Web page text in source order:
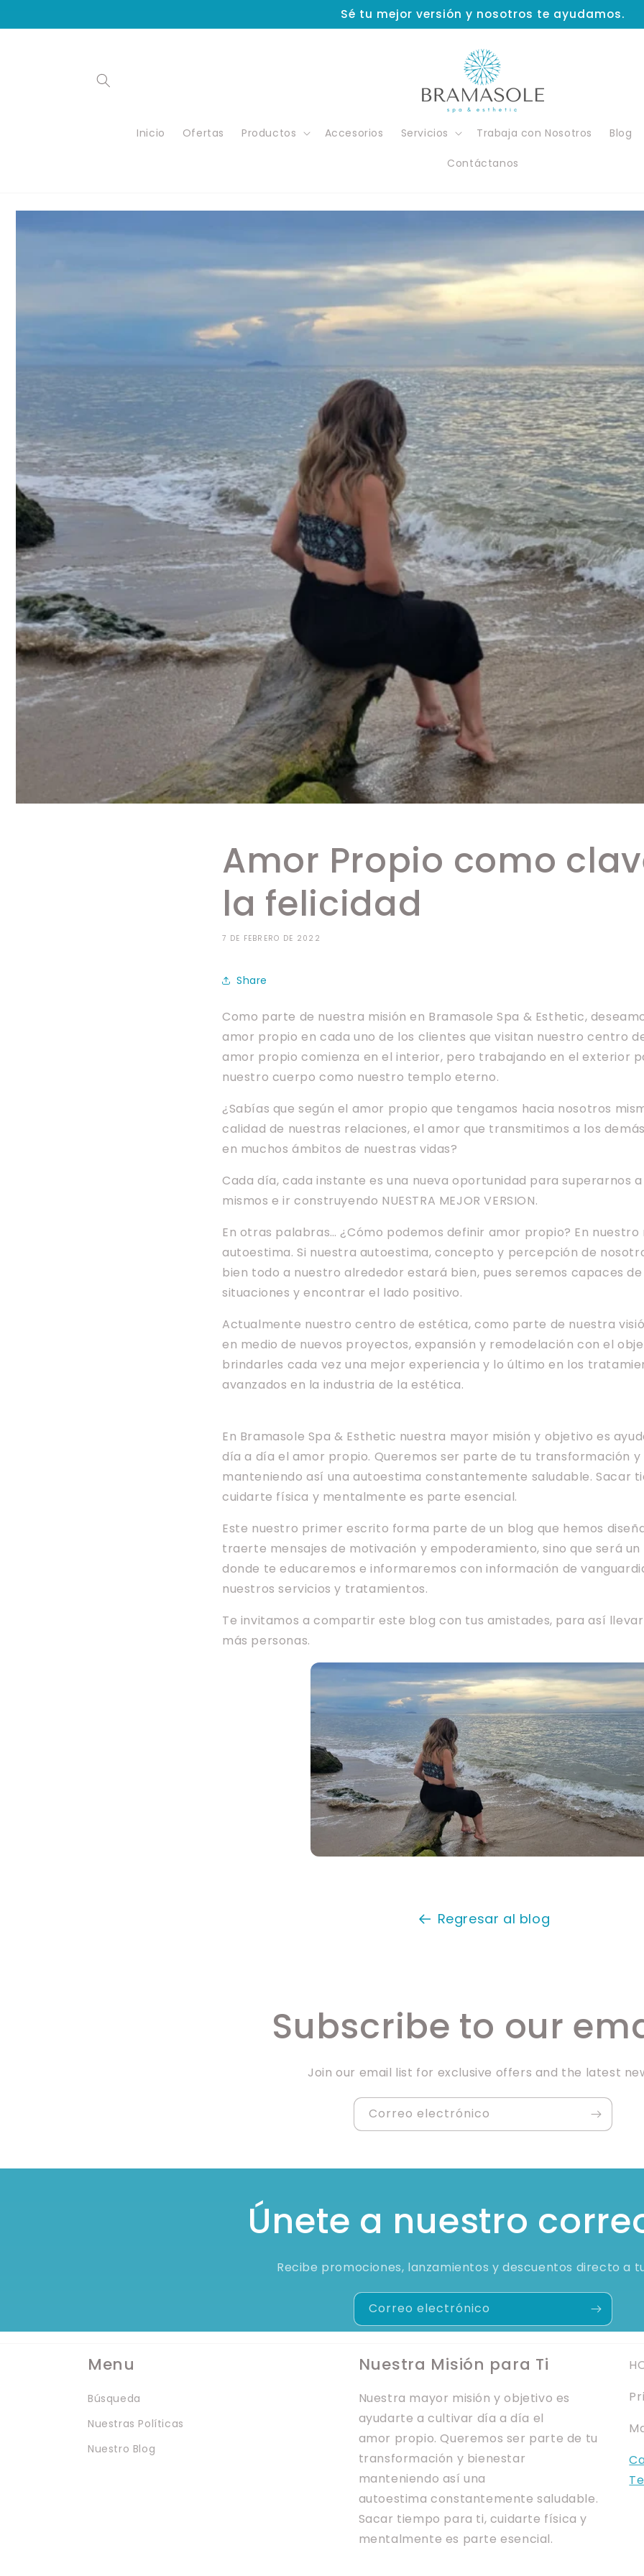
al contenido
Sé tu mejor versión y nosotros te ayudamos.
Inicio Ofertas Productos Accesorios Servicios Trabaja con Nosotros Blog
Contáctanos
Amor Propio como
la felicidad
7 DE FEBRERO DE 2022
Share
Como parte de nuestra misión en Bramasole Spa & Esthetic,
amor propio en cada uno de los clientes que visitan nuestro centro
amor propio comienza en el interior, pero trabajando en el exterior
nuestro cuerpo como nuestro templo eterno.
¿Sabías que según el amor propio que tengamos hacia nosotros
calidad de nuestras relaciones, el amor que transmitimos a los
en muchos ámbitos de nuestras vidas?
Cada día, cada instante es una nueva oportunidad para superarnos
mismos e ir construyendo NUESTRA MEJOR VERSION.
En otras palabras… ¿Cómo podemos definir amor propio? En nuestro
autoestima. Si nuestra autoestima, concepto y percepción de
bien todo a nuestro alrededor estará bien, pues seremos capaces
situaciones y encontrar el lado positivo.
Actualmente nuestro centro de estética, como parte de nuestra
en medio de nuevos proyectos, expansión y remodelación con el
brindarles cada vez una mejor experiencia y lo último en los
avanzados en la industria de la estética.
En Bramasole Spa & Esthetic nuestra mayor misión y objetivo es
día a día el amor propio. Queremos ser parte de tu transformación
manteniendo así una autoestima constantemente saludable. Sacar
cuidarte física y mentalmente es parte esencial.
Este nuestro primer escrito forma parte de un blog que hemos
traerte mensajes de motivación y empoderamiento, sino que será
donde te educaremos e informaremos con información de
nuestros servicios y tratamientos.
Te invitamos a compartir este blog con tus amistades, para así
más personas.
Regresar al blog
Subscribe to our
Join our email list for exclusive offers and the latest
Correo electrónico
Únete a nuestro
Recibe promociones, lanzamientos y descuentos directo a
Correo electrónico
Menu
Búsqueda
Nuestras Políticas
Nuestro Blog
Nuestra Misión para Ti
Nuestra mayor misión y objetivo es
ayudarte a cultivar día a día el
amor propio. Queremos ser parte de tu
transformación y bienestar
manteniendo así una
autoestima constantemente saludable.
Sacar tiempo para ti, cuidarte física y
mentalmente es parte esencial.